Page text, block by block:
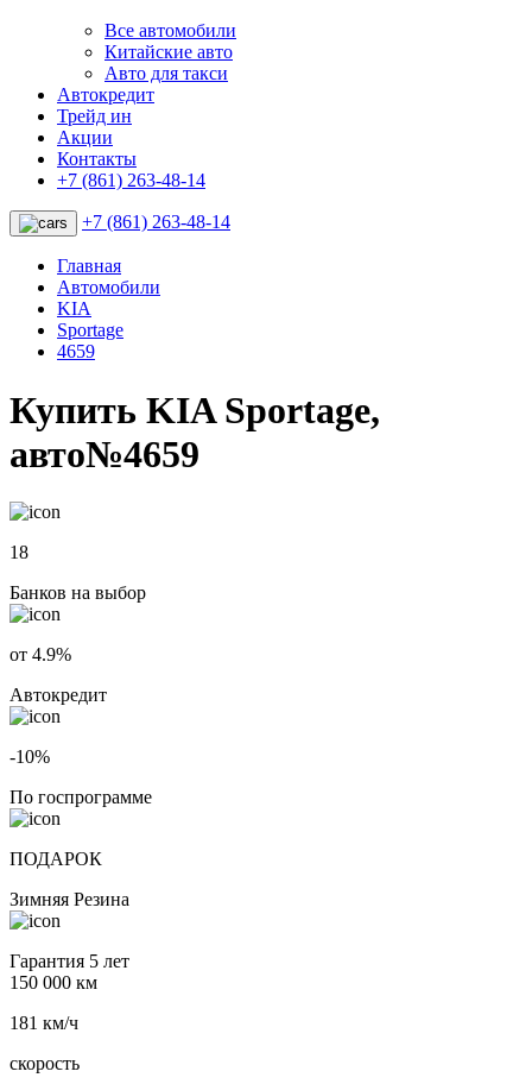
Все автомобили
Китайские авто
Авто для такси
Автокредит
Трейд ин
Акции
Контакты
+7 (861) 263-48-14
+7 (861) 263-48-14
Главная
Автомобили
KIA
Sportage
4659
Купить KIA Sportage,
авто№4659
18
Банков на выбор
от 4.9%
Автокредит
-10%
По госпрограмме
ПОДАРОК
Зимняя Резина
Гарантия 5 лет
150 000 км
181 км/ч
скорость